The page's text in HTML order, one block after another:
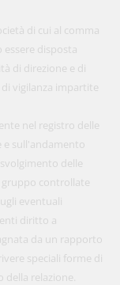
di cui al comma
essere disposta
di direzione e di
vigilanza impartite
nel registro delle
e sull'andamento
delle
controllate
eventuali
diritto a
da un rapporto
speciali forme di
relazione.